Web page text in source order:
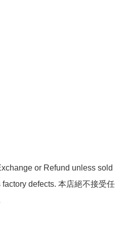
or Refund unless sold
defects. 本店絕不接受任